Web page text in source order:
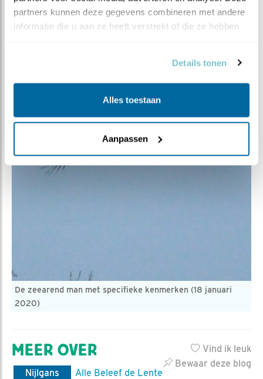
partners kunnen deze gegevens combineren met andere
informatie die u aan ze heeft verstrekt of die ze hebben
Details tonen
Alles toestaan
Aanpassen
De zeearend man met specifieke kenmerken (18 januari
2020)
Vind ik leuk
Bewaar deze blog
MEER OVER
Nijlgans
Alle Beleef de Lente